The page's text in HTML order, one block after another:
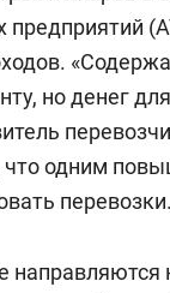
предприятий
но денег
что одним
перевозки.